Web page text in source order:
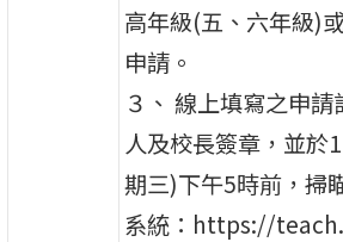
高年級(五、六年級)
申請。
３、 線上填寫之申
人及校長簽章，並於
期三)下午5時前，掃
系統：https://